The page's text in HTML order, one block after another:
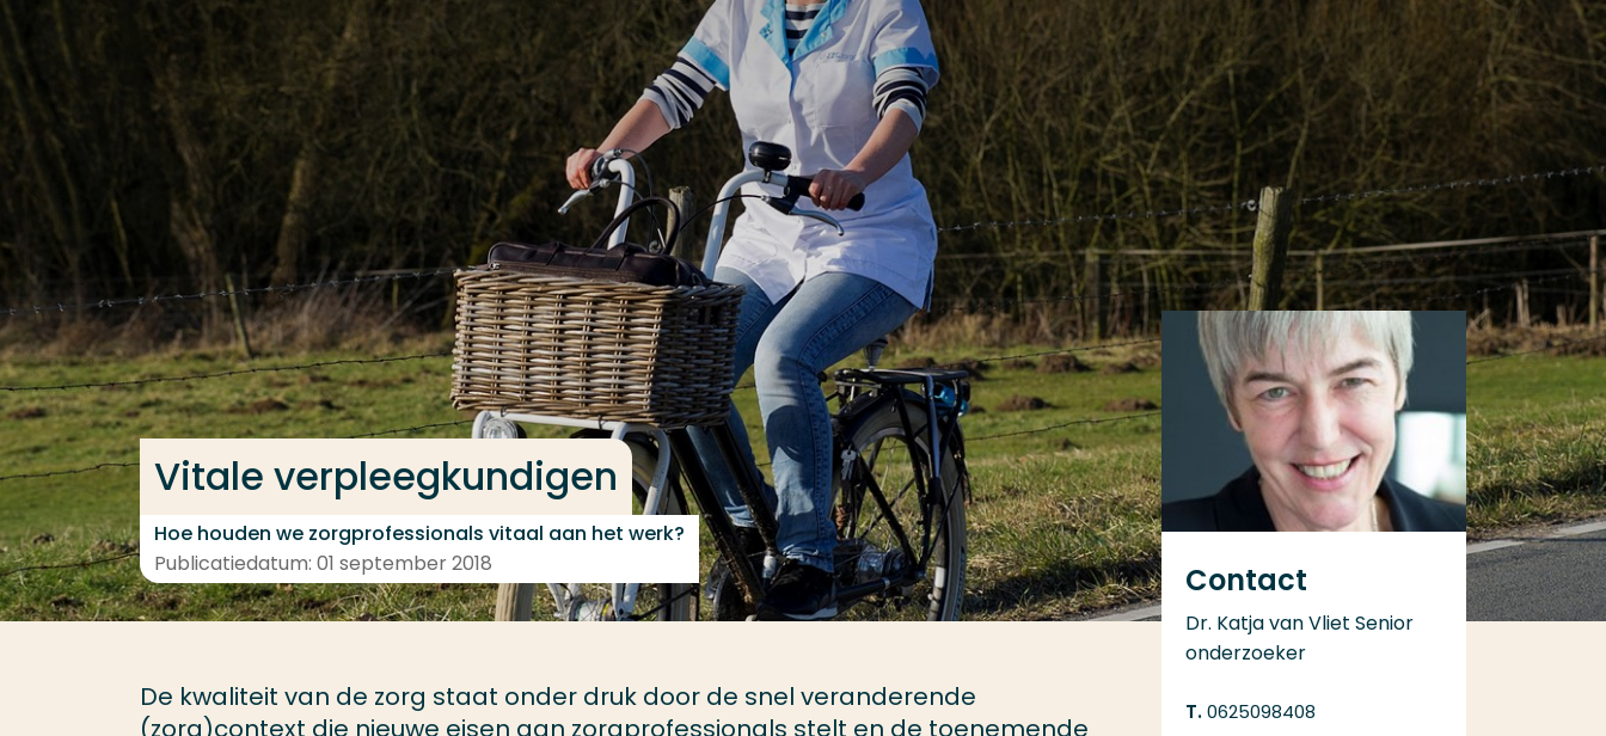
Ga direct naar de content
Vitale verpleegkundigen
Hoe houden we zorgprofessionals vitaal aan het werk?
Publicatiedatum: 01 september 2018
De kwaliteit van de zorg staat onder druk door de snel veranderende
(zorg)context die nieuwe eisen aan zorgprofessionals stelt en de toenemende
Contact
Dr. Katja van Vliet Senior
onderzoeker
0625098408
Veel gezocht
Opleiding